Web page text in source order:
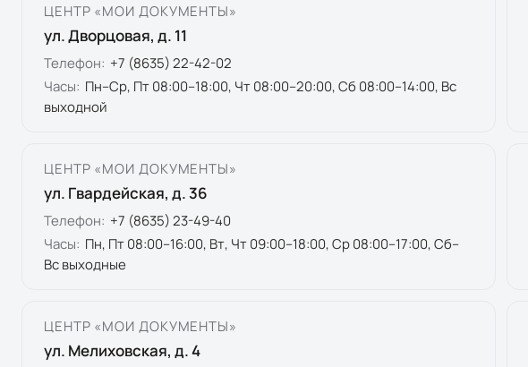
ЦЕНТР «МОИ ДОКУМЕНТЫ»
ул. Дворцовая, д. 11
Телефон: +7 (8635) 22-42-02
Часы: Пн–Ср, Пт 08:00–18:00, Чт 08:00–20:00, Сб 08:00–14:00, Вс
выходной
ЦЕНТР «МОИ ДОКУМЕНТЫ»
ул. Гвардейская, д. 36
Телефон: +7 (8635) 23-49-40
Часы: Пн, Пт 08:00–16:00, Вт, Чт 09:00–18:00, Ср 08:00–17:00, Сб–
Вс выходные
ЦЕНТР «МОИ ДОКУМЕНТЫ»
ул. Мелиховская, д. 4